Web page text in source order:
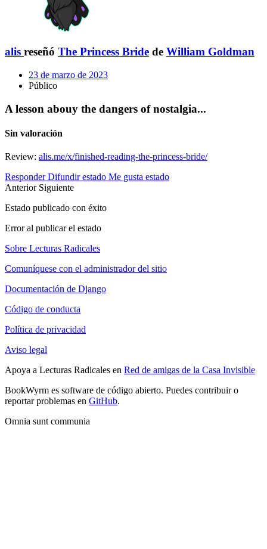
alis reseñó The Princess Bride de William Goldman
23 de marzo de 2023
Público
A lesson abouy the dangers of nostalgia...
Sin valoración
Review: alis.me/x/finished-reading-the-princess-bride/
Responder Difundir estado Me gusta estado
Anterior Siguiente
Estado publicado con éxito
Error al publicar el estado
Sobre Lecturas Radicales
Comuníquese con el administrador del sitio
Documentación de Django
Código de conducta
Política de privacidad
Aviso legal
Apoya a Lecturas Radicales en Red de amigas de la Casa Invisible
BookWyrm es software de código abierto. Puedes contribuir o
reportar problemas en GitHub.
Omnia sunt communia